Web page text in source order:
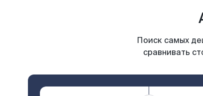
Поиск самых
сравнивать